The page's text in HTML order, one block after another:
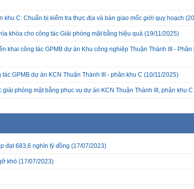
khu C: Chuẩn bị kiểm tra thực địa và bàn giao mốc giới quy hoạch
khóa cho công tác Giải phóng mặt bằng hiệu quả (19/11/2025)
khai công tác GPMB dự án Khu công nghiệp Thuận Thành III - Phân
GPMB dự án KCN Thuận Thành III - phân khu C (10/11/2025)
phóng mặt bằng phục vụ dự án KCN Thuận Thành III, phân khu C
đạt 683,6 nghìn tỷ đồng (17/07/2023)
khó (17/07/2023)